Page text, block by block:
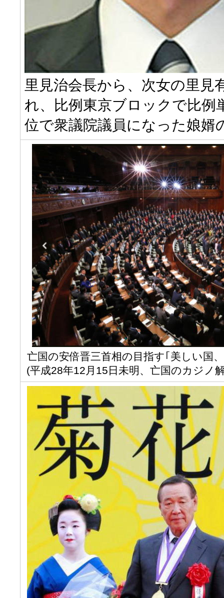
里見治会長から、次女の里見
れ、比例東京ブロックで比例
位で衆議院議員になった娘婿
亡国の安倍晋三首相の目指す｢美しい国
(平成28年12月15日未明、亡国のカジノ